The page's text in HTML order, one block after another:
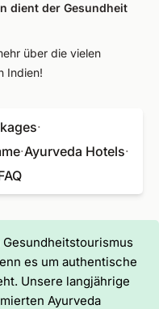
dient der Gesundheit
über die vielen
Indien!
·
·Ayurveda Hotels·
es um authentische
Unsere langjährige
Ayurveda